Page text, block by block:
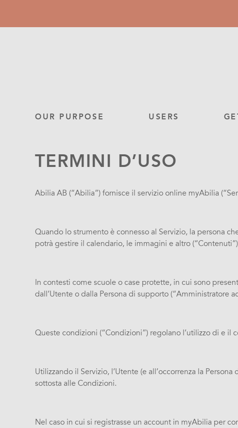
main
OUR PURPOSE USERS
TERMINI D’USO
Abilia AB (“Abilia”) fornisce il servizio online myAbilia
Quando lo strumento è connesso al Servizio, la persona
potrà gestire il calendario, le immagini e altro
In contesti come scuole o case protette, in cui sono
dall’Utente o dalla Persona di supporto (“Amministratore
Queste condizioni (“Condizioni”) regolano l’utilizzo di e il
Utilizzando il Servizio, l’Utente (e all’occorrenza la
sottosta alle Condizioni.
Nel caso in cui si registrasse un account in myAbilia per